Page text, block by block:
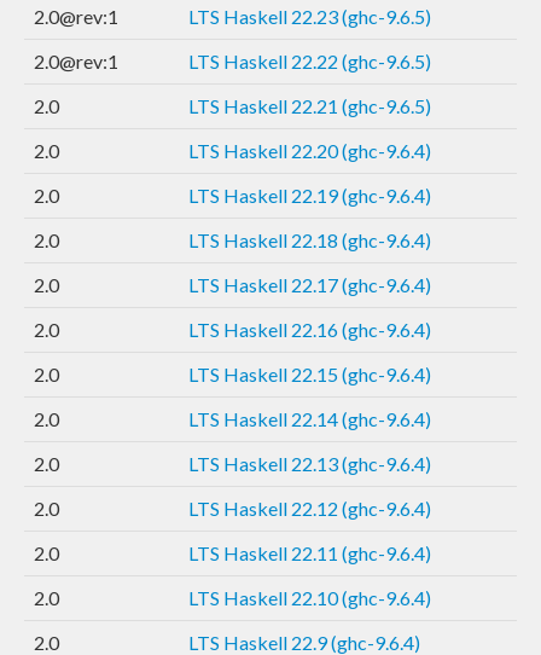
2.0@rev:1
LTS Haskell 22.23 (ghc-9.6.5)
2.0@rev:1
LTS Haskell 22.22 (ghc-9.6.5)
2.0
LTS Haskell 22.21 (ghc-9.6.5)
2.0
LTS Haskell 22.20 (ghc-9.6.4)
2.0
LTS Haskell 22.19 (ghc-9.6.4)
2.0
LTS Haskell 22.18 (ghc-9.6.4)
2.0
LTS Haskell 22.17 (ghc-9.6.4)
2.0
LTS Haskell 22.16 (ghc-9.6.4)
2.0
LTS Haskell 22.15 (ghc-9.6.4)
2.0
LTS Haskell 22.14 (ghc-9.6.4)
2.0
LTS Haskell 22.13 (ghc-9.6.4)
2.0
LTS Haskell 22.12 (ghc-9.6.4)
2.0
LTS Haskell 22.11 (ghc-9.6.4)
2.0
LTS Haskell 22.10 (ghc-9.6.4)
2.0
LTS Haskell 22.9 (ghc-9.6.4)